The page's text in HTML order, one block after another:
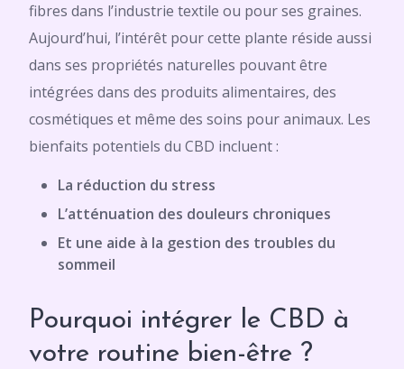
fibres dans l’industrie textile ou pour ses graines.
Aujourd’hui, l’intérêt pour cette plante réside aussi
dans ses propriétés naturelles pouvant être
intégrées dans des produits alimentaires, des
cosmétiques et même des soins pour animaux. Les
bienfaits potentiels du CBD incluent :
La réduction du stress
L’atténuation des douleurs chroniques
Et une aide à la gestion des troubles du
sommeil
Pourquoi intégrer le CBD à
votre routine bien-être ?